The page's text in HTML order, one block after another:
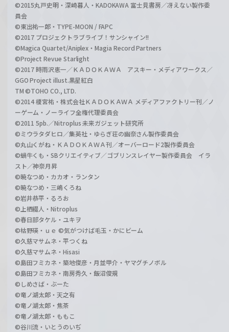
©2015丸戸史明・深崎暮人・KADOKAWA 富士見書房／冴えない製作委
員会
©東出祐一郎・TYPE-MOON / FAPC
©2017 プロジェクトラブライブ！サンシャイン!!
©Magica Quartet/Aniplex・Magia Record Partners
©Project Revue Starlight
©2017 時雨沢恵一／ＫＡＤＯＫＡＷＡ アスキー・メディアワークス／
GGO Project illust.黒星紅白
TM ©TOHO CO., LTD.
©2014 榎宮祐・株式会社ＫＡＤＯＫＡＷＡ メディアファクトリー刊／ノ
ーゲーム・ノーライフ全権代理委員会
©2011 5pb.／Nitroplus 未来ガジェット研究所
©ミウラタダヒロ／集英社・ゆらぎ荘の幽奈さん製作委員会
©丸山くがね・ＫＡＤＯＫＡＷＡ刊／オーバーロード2製作委員会
©蝸牛くも・SBクリエイティブ／ゴブリンスレイヤー製作委員会 イラ
スト／神奈月昇
©暁なつめ・カカオ・ランタン
©暁なつめ・三嶋くろね
©岩井恭平・るろお
©上栖綴人・Nitroplus
©春日部タケル・ユキヲ
©枯野瑛・ｕｅ ©気がつけば毛玉・かにビーム
©久慈マサムネ・平つくね
©久慈マサムネ・Hisasi
©島田フミカネ・築地俊彦・月並甲介・ヤマグチノボル
©島田フミカネ・南房秀久・飯沼俊規
©しめさば・ぶーた
©竜ノ湖太郎・天之有
©竜ノ湖太郎・焦茶
©竜ノ湖太郎・ももこ
©谷川流・いとうのいぢ